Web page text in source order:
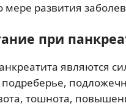
развития
при
являются
тошнота,